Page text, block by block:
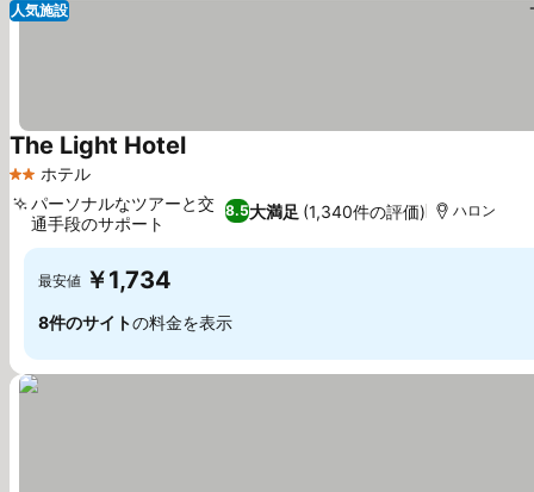
人気施設
2 ホテルのランク
ホテル
The Light Hotel料金を表示
8.5大満足 (1,340件の評価)
パーソナルなツアーと交
通手段のサポート
ハロン
最安値 ￥1,734
8件のサイトの料金を表示